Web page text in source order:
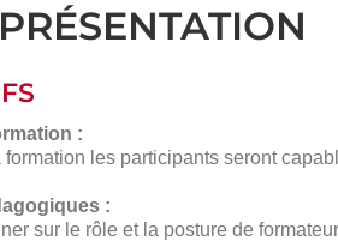
PRÉSENTATION
:
formation les participants seront
:
sur le rôle et la posture de formateur